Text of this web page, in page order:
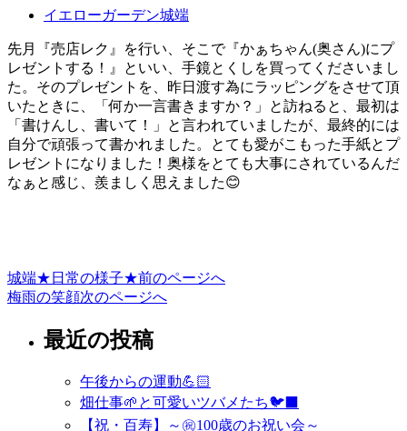
イエローガーデン城端
先月『売店レク』を行い、そこで『かぁちゃん(奥さん)にプ
レゼントする！』といい、手鏡とくしを買ってくださいまし
た。そのプレゼントを、昨日渡す為にラッピングをさせて頂
いたときに、「何か一言書きますか？」と訪ねると、最初は
「書けんし、書いて！」と言われていましたが、最終的には
自分で頑張って書かれました。とても愛がこもった手紙とプ
レゼントになりました！奥様をとても大事にされているんだ
なぁと感じ、羨ましく思えました😊
投
稿
城端★日常の様子★前のページへ
梅雨の笑顔次のページへ
最近の投稿
午後からの運動💪🏻
畑仕事🌱と可愛いツバメたち🐦‍⬛
【祝・百寿】～㊗️100歳のお祝い会～